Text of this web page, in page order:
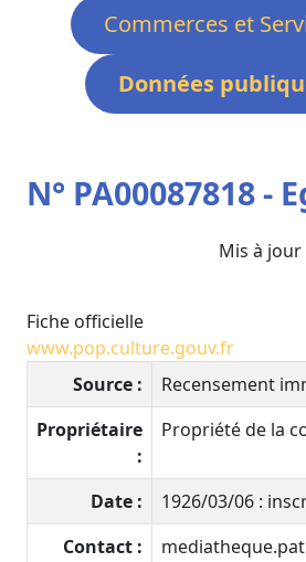
Commerces et
Données
N° PA00087818 -
Mis à jour
Fiche officielle
www.pop.culture.gouv.fr
Source :
Recensement
Propriétaire
:
Propriété de la
Date :
1926/03/06 :
Contact :